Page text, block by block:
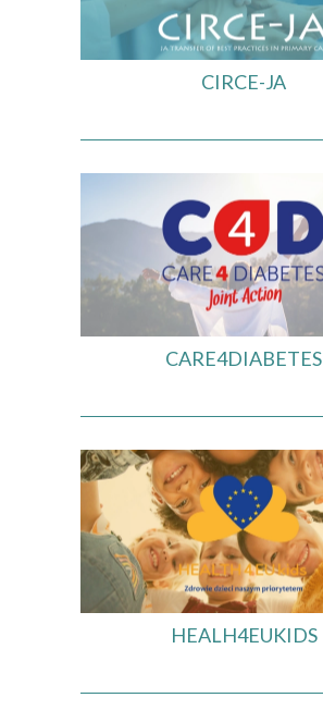
CIRCE-JA
CARE4DIABETES
HEALH4EUKIDS